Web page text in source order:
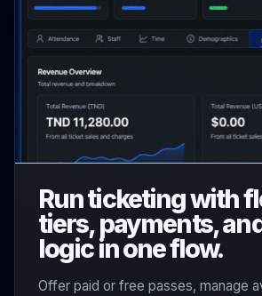
Run ticketing with
tiers, payments,
logic in one flow.
Offer paid or free passes, manage